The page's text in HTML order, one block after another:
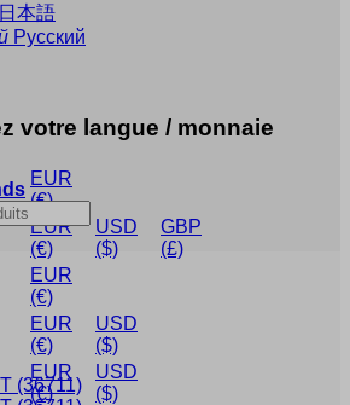
本語
Русский
votre langue / monnaie
EUR
(€)
EUR
(€)
USD
($)
GBP
(£)
EUR
(€)
EUR
(€)
USD
($)
EUR
(€)
USD
($)